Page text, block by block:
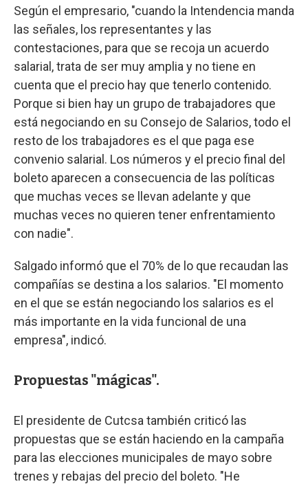
Según el empresario, "cuando la Intendencia manda
las señales, los representantes y las
contestaciones, para que se recoja un acuerdo
salarial, trata de ser muy amplia y no tiene en
cuenta que el precio hay que tenerlo contenido.
Porque si bien hay un grupo de trabajadores que
está negociando en su Consejo de Salarios, todo el
resto de los trabajadores es el que paga ese
convenio salarial. Los números y el precio final del
boleto aparecen a consecuencia de las políticas
que muchas veces se llevan adelante y que
muchas veces no quieren tener enfrentamiento
con nadie".
Salgado informó que el 70% de lo que recaudan las
compañías se destina a los salarios. "El momento
en el que se están negociando los salarios es el
más importante en la vida funcional de una
empresa", indicó.
Propuestas "mágicas".
El presidente de Cutcsa también criticó las
propuestas que se están haciendo en la campaña
para las elecciones municipales de mayo sobre
trenes y rebajas del precio del boleto. "He